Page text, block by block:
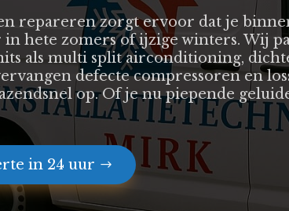
repareren zorgt ervoor dat je
in hete zomers of ijzige winters. Wij
als multi split airconditioning,
defecte compressoren en
op. Of je nu piepende
in 24 uur